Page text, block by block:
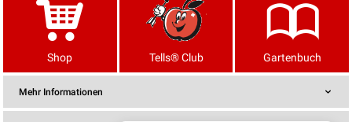
Shop Tells® Club Gartenbuch
Mehr Informationen